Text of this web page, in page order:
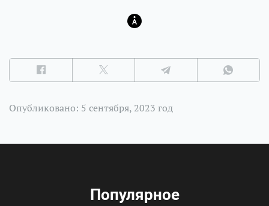
Опубликовано: 5 сентября, 2023 год
Популярное